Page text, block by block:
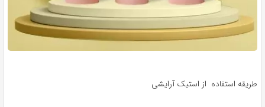
طریقه استفاده از استیک آرایشی